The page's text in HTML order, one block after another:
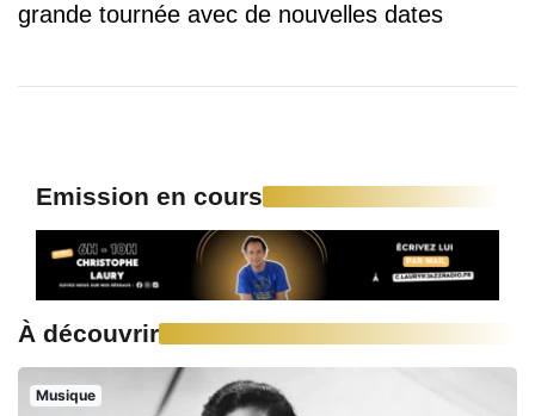
grande tournée avec de nouvelles dates
Emission en cours
À découvrir
Musique